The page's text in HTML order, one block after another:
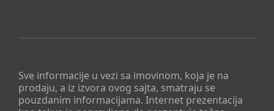
Sve informacije u vezi sa imovinom, koja je na
prodaju, a iz izvora ovog sajta, smatraju se
pouzdanim informacijama. Internet prezentacija